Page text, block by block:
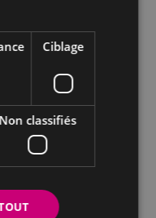
aujourd’hui
aujourd’hui
Ciblage
Non classifiés